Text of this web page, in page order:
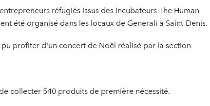
réfugiés issus des incubateurs The Human
été organisé dans les locaux de Generali à Saint-Denis.
profiter d'un concert de Noël réalisé par la section
collecter 540 produits de première nécessité.